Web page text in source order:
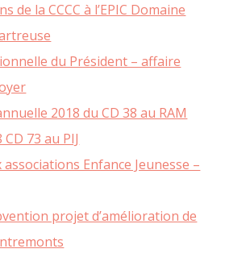
de la CCCC à l’EPIC Domaine
du Président – affaire
2018 du CD 38 au RAM
73 au PIJ
Enfance Jeunesse –
projet d’amélioration de